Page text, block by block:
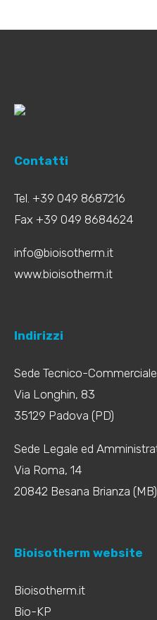
Contatti
Tel. +39 049 8687216
Fax +39 049 8684624
info@bioisotherm.it
www.bioisotherm.it
Indirizzi
Sede Tecnico-
Via Longhin, 83
35129 Padova (PD)
Sede Legale ed
Via Roma, 14
20842 Besana Brianza (MB)
Bioisotherm website
Bioisotherm.it
Bio-KP